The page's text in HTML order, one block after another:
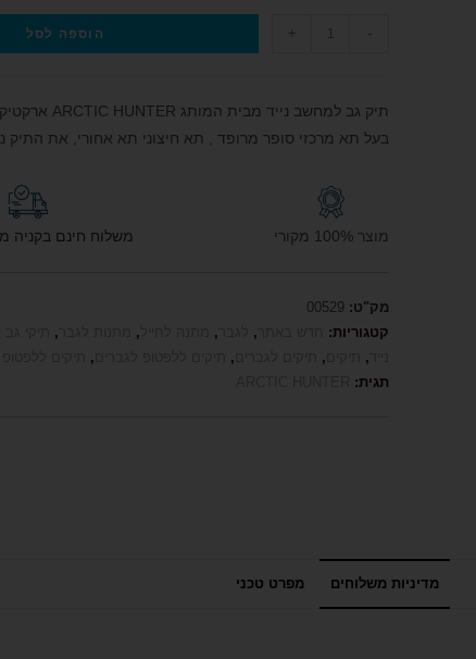
-
+ הוספה לסל
תיק גב למחשב נייד מבית המותג ARCTIC HUNTER ארקטיק
בעל תא מרכזי סופר מרופד , תא חיצוני תא אחורי, את התיק
מוצר 100% מקורי משלוח חינם בקניה מעל
מק"ט: 00529
קטגוריות:
,
,
,
,
,
,
,
,
תגית:
מדיניות משלוחים מפרט טכני